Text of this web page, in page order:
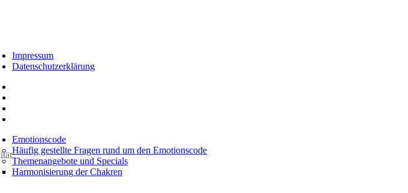
Impressum
Datenschutzerklärung
Emotionscode
Häufig gestellte Fragen rund um den Emotionscode
Themenangebote und Specials
Harmonisierung der Chakren